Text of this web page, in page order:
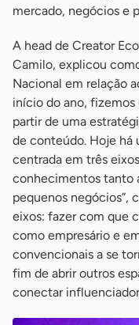
mercado, negócios e
A head de Creator
Camilo, explicou
Nacional em relação
início do ano, fizemos
partir de uma
de conteúdo. Hoje há
centrada em três
conhecimentos tanto
pequenos negócios”,
eixos: fazer com que
como empresário e
convencionais a se
fim de abrir outros
conectar